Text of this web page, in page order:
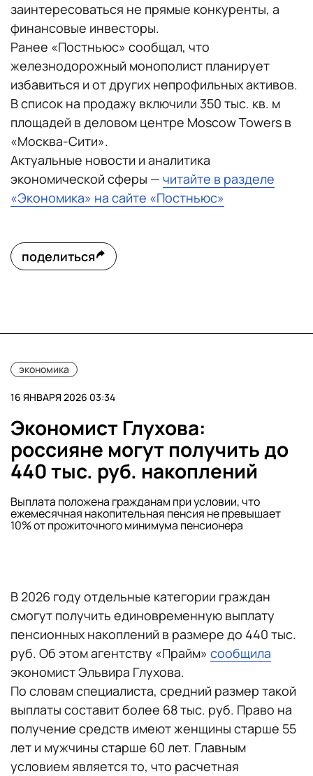
заинтересоваться не прямые конкуренты, а
финансовые инвесторы.
Ранее «Постньюс» сообщал, что
железнодорожный монополист планирует
избавиться и от других непрофильных активов.
В список на продажу включили 350 тыс. кв. м
площадей в деловом центре Moscow Towers в
«Москва-Сити».
Актуальные новости и аналитика
экономической сферы — читайте в разделе
«Экономика» на сайте «Постньюс»
поделиться
экономика
16 ЯНВАРЯ 2026 03:34
Экономист Глухова:
россияне могут получить до
440 тыс. руб. накоплений
Выплата положена гражданам при условии, что
ежемесячная накопительная пенсия не превышает
10% от прожиточного минимума пенсионера
В 2026 году отдельные категории граждан
смогут получить единовременную выплату
пенсионных накоплений в размере до 440 тыс.
руб. Об этом агентству «Прайм» сообщила
экономист Эльвира Глухова.
По словам специалиста, средний размер такой
выплаты составит более 68 тыс. руб. Право на
получение средств имеют женщины старше 55
лет и мужчины старше 60 лет. Главным
условием является то, что расчетная